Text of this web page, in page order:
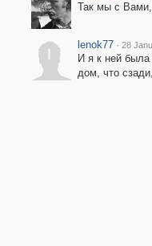
Так мы с Вами,
lenok77 · 28
И я к ней была
дом, что